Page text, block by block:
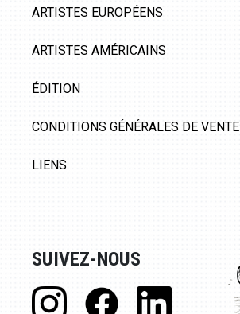
ARTISTES EUROPÉENS
ARTISTES AMÉRICAINS
ÉDITION
CONDITIONS GÉNÉRALES DE VENTE
LIENS
SUIVEZ-NOUS